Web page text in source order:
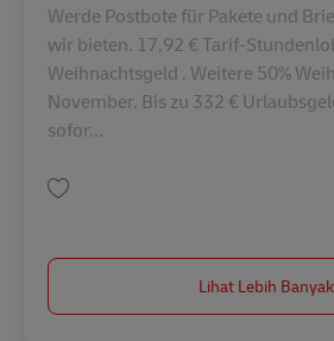
Werde Postbote für Pakete und
wir bieten. 17,92 € Tarif-
Weihnachtsgeld . Weitere 50%
November. Bis zu 332 €
sofor...
Lihat Lebih Banyak